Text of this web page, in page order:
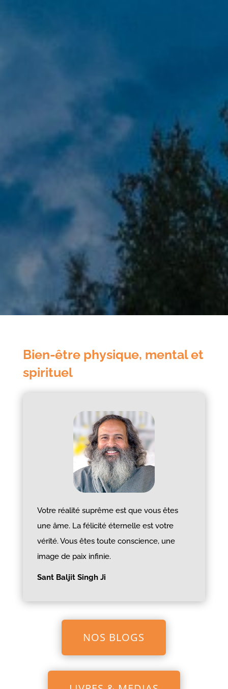
Bien-être physique, mental et
spirituel
Votre réalité suprême est que vous êtes
une âme. La félicité éternelle est votre
vérité. Vous êtes toute conscience, une
image de paix infinie.
Sant Baljit Singh Ji
NOS BLOGS